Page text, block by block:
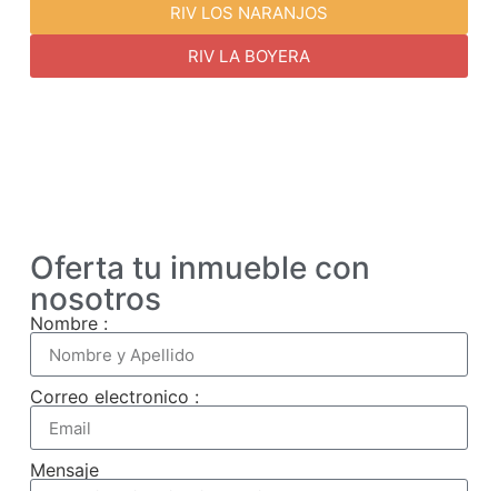
RIV LOS NARANJOS
RIV LA BOYERA
Oferta tu inmueble con
nosotros
Nombre :
Correo electronico :
Mensaje